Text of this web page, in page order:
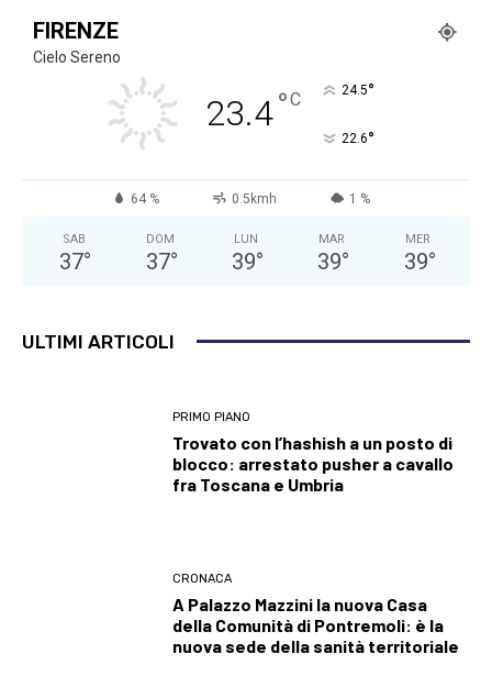
FIRENZE
Cielo Sereno
23.4°C 24.5°
22.6°
64 % 0.5kmh 1 %
SAB
37°
DOM
37°
LUN
39°
MAR
39°
MER
39°
ULTIMI ARTICOLI
PRIMO PIANO
Trovato con l’hashish a un posto di
blocco: arrestato pusher a cavallo
fra Toscana e Umbria
CRONACA
A Palazzo Mazzini la nuova Casa
della Comunità di Pontremoli: è la
nuova sede della sanità territoriale